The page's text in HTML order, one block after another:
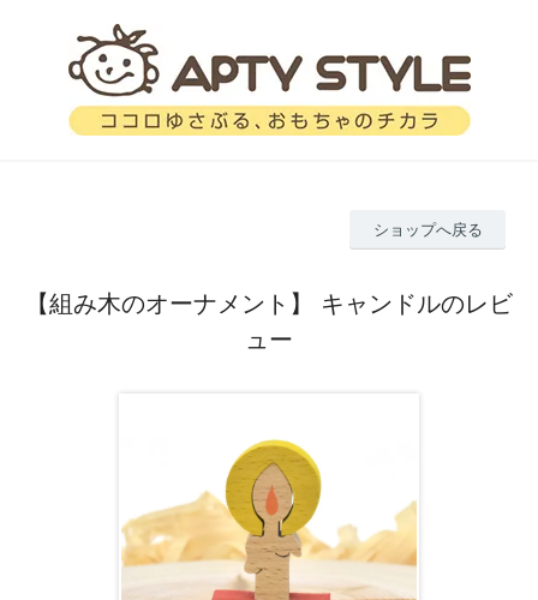
ショップへ戻る
【組み木のオーナメント】 キャンドルのレビ
ュー